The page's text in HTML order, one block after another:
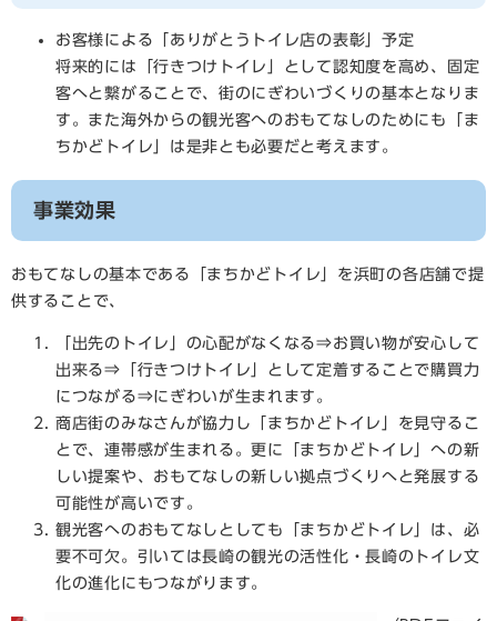
お客様による「ありがとうトイレ店の表彰」予定
将来的には「行きつけトイレ」として認知度を高め、固定
客へと繋がることで、街のにぎわいづくりの基本となりま
す。また海外からの観光客へのおもてなしのためにも「ま
ちかどトイレ」は是非とも必要だと考えます。
事業効果
おもてなしの基本である「まちかどトイレ」を浜町の各店舗で提
供することで、
「出先のトイレ」の心配がなくなる⇒お買い物が安心して
出来る⇒「行きつけトイレ」として定着することで購買力
につながる⇒にぎわいが生まれます。
商店街のみなさんが協力し「まちかどトイレ」を見守るこ
とで、連帯感が生まれる。更に「まちかどトイレ」への新
しい提案や、おもてなしの新しい拠点づくりへと発展する
可能性が高いです。
観光客へのおもてなしとしても「まちかどトイレ」は、必
要不可欠。引いては長崎の観光の活性化・長崎のトイレ文
化の進化にもつながります。